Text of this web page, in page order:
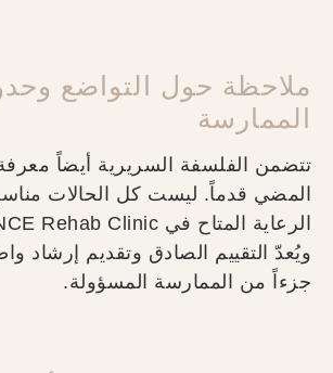
ملاحظة حول التواضع
الممارسة
تتضمن الفلسفة السريرية أيضاً
المضي قدماً. ليست كل الحالات
ويُعدّ التقييم الصادق وتقديم إرشاد
جزءاً من الممارسة المسؤولة.